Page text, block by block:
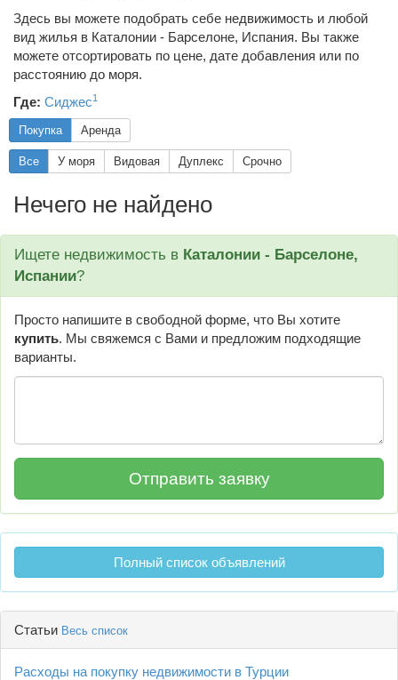
Здесь вы можете подобрать себе недвижимость и любой
вид жилья в Каталонии - Барселоне, Испания. Вы также
можете отсортировать по цене, дате добавления или по
расстоянию до моря.
Где: Сиджес1
Покупка Аренда
Все У моря Видовая Дуплекс Срочно
Нечего не найдено
Ищете недвижимость в Каталонии - Барселоне,
Испании?
Просто напишите в свободной форме, что Вы хотите
купить. Мы свяжемся с Вами и предложим подходящие
варианты.
Полный список объявлений
Статьи Весь список
Расходы на покупку недвижимости в Турции